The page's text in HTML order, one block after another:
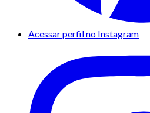
Acessar perfil no Instagram